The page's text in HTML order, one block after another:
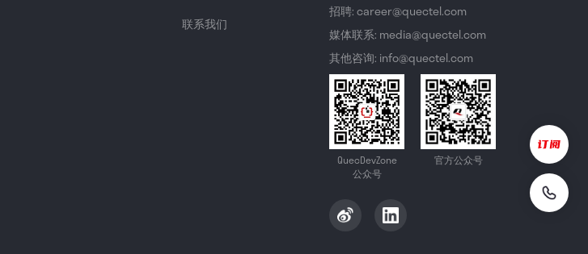
联系我们
招聘: career@quectel.com
媒体联系: media@quectel.com
其他咨询: info@quectel.com
QuecDevZone
公众号
官方公众号